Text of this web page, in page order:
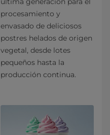
procesamiento y
envasado de deliciosos
postres helados de origen
vegetal, desde lotes
pequeños hasta la
producción continua.